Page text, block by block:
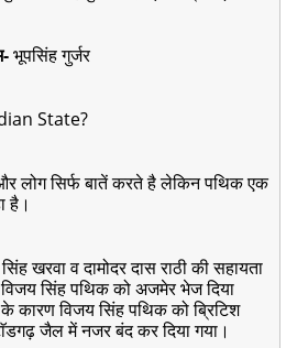
भूपसिंह गुर्जर
State?
लोग सिर्फ बातेंकरते है लेकिन पथिक एक
है।
खरवा व दामोदर दास राठी की सहायता
विजय सिंह पथिक को अजमेर भेज दिया
कारण विजय सिंह पथिक को ब्रिटिश
जैल में नजर बंद कर दिया गया।